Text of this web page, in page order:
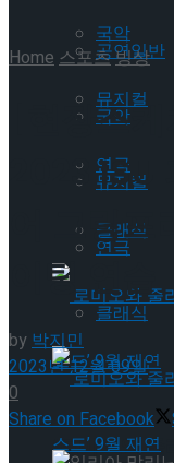
국악
뮤지컬
연극
클래식
‘로미오와 줄
공연일반
국악
뮤지컬
연극
클래식
Home스포츠빙상
[현장스
2023
어 그랑
이팅 연습
by박지민
2023년 12월 09일
0
Share on Facebook